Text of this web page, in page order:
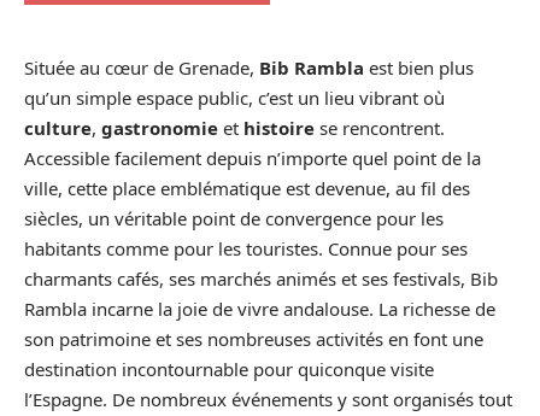
Située au cœur de Grenade, Bib Rambla est bien plus
qu’un simple espace public, c’est un lieu vibrant où
culture, gastronomie et histoire se rencontrent.
Accessible facilement depuis n’importe quel point de la
ville, cette place emblématique est devenue, au fil des
siècles, un véritable point de convergence pour les
habitants comme pour les touristes. Connue pour ses
charmants cafés, ses marchés animés et ses festivals, Bib
Rambla incarne la joie de vivre andalouse. La richesse de
son patrimoine et ses nombreuses activités en font une
destination incontournable pour quiconque visite
l’Espagne. De nombreux événements y sont organisés tout